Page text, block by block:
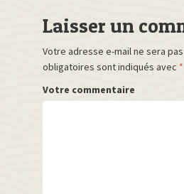
Laisser un
Votre adresse e-mail ne sera
obligatoires sont indiqués avec *
Votre commentaire